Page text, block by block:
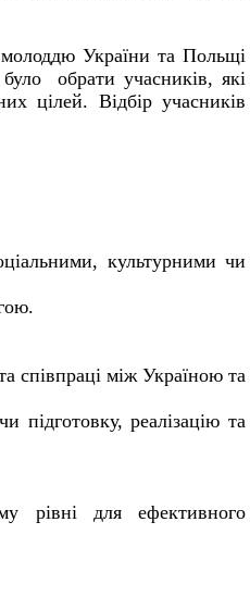
молоддю України та Польщі
було обрати учасників, які
цілей. Відбір учасників
культурними чи
співпраці між Україною та
підготовку, реалізацію та
рівні для ефективного